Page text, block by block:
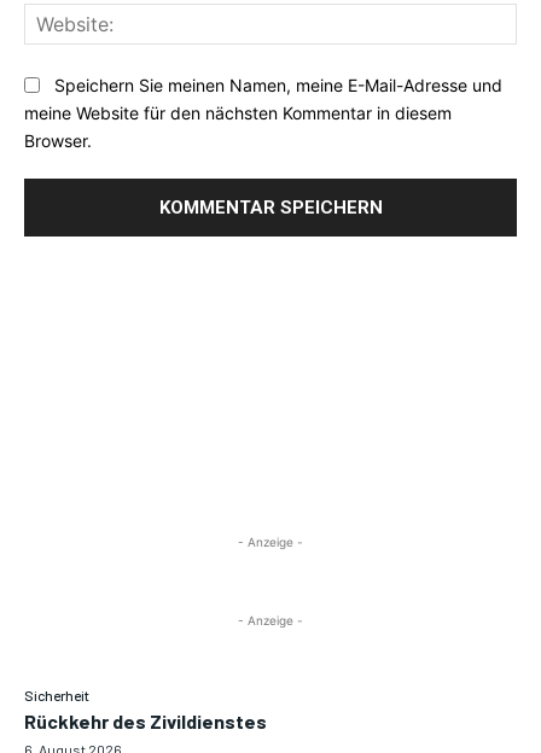
- Anzeige -
- Anzeige -
Sicherheit
Rückkehr des Zivildienstes
6. August 2026
Speichern Sie meinen Namen, meine E-Mail-Adresse und
meine Website für den nächsten Kommentar in diesem
Browser.